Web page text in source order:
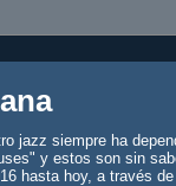
jazz siempre ha
y estos son sin
hasta hoy, a través